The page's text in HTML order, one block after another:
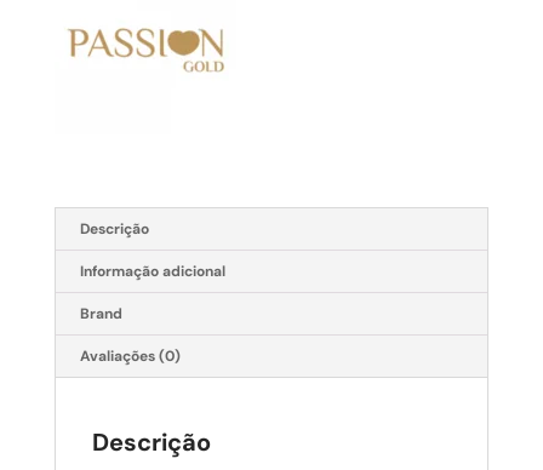
Descrição
Informação adicional
Brand
Avaliações (0)
Descrição